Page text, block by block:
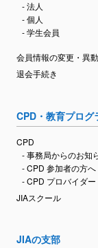
- 法人
- 個人
- 学生会員
会員情報の変更・異
退会手続き
CPD・教育プログ
CPD
- 事務局からのお知
- CPD 参加者の方へ
- CPD プロバイダー
JIAスクール
JIAの支部